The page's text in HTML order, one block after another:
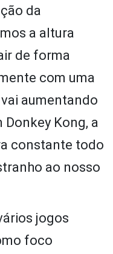
da
a altura
de forma
com uma
aumentando
Donkey Kong, a
constante todo
ao nosso
jogos
foco